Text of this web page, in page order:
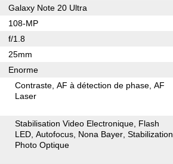
Galaxy Note 20 Ultra
108-MP
f/1.8
25mm
Enorme
Contraste AF à détection de phase AF
Laser
Stabilisation Video Electronique Flash
LED Autofocus Nona Bayer Stabilization
Photo Optique